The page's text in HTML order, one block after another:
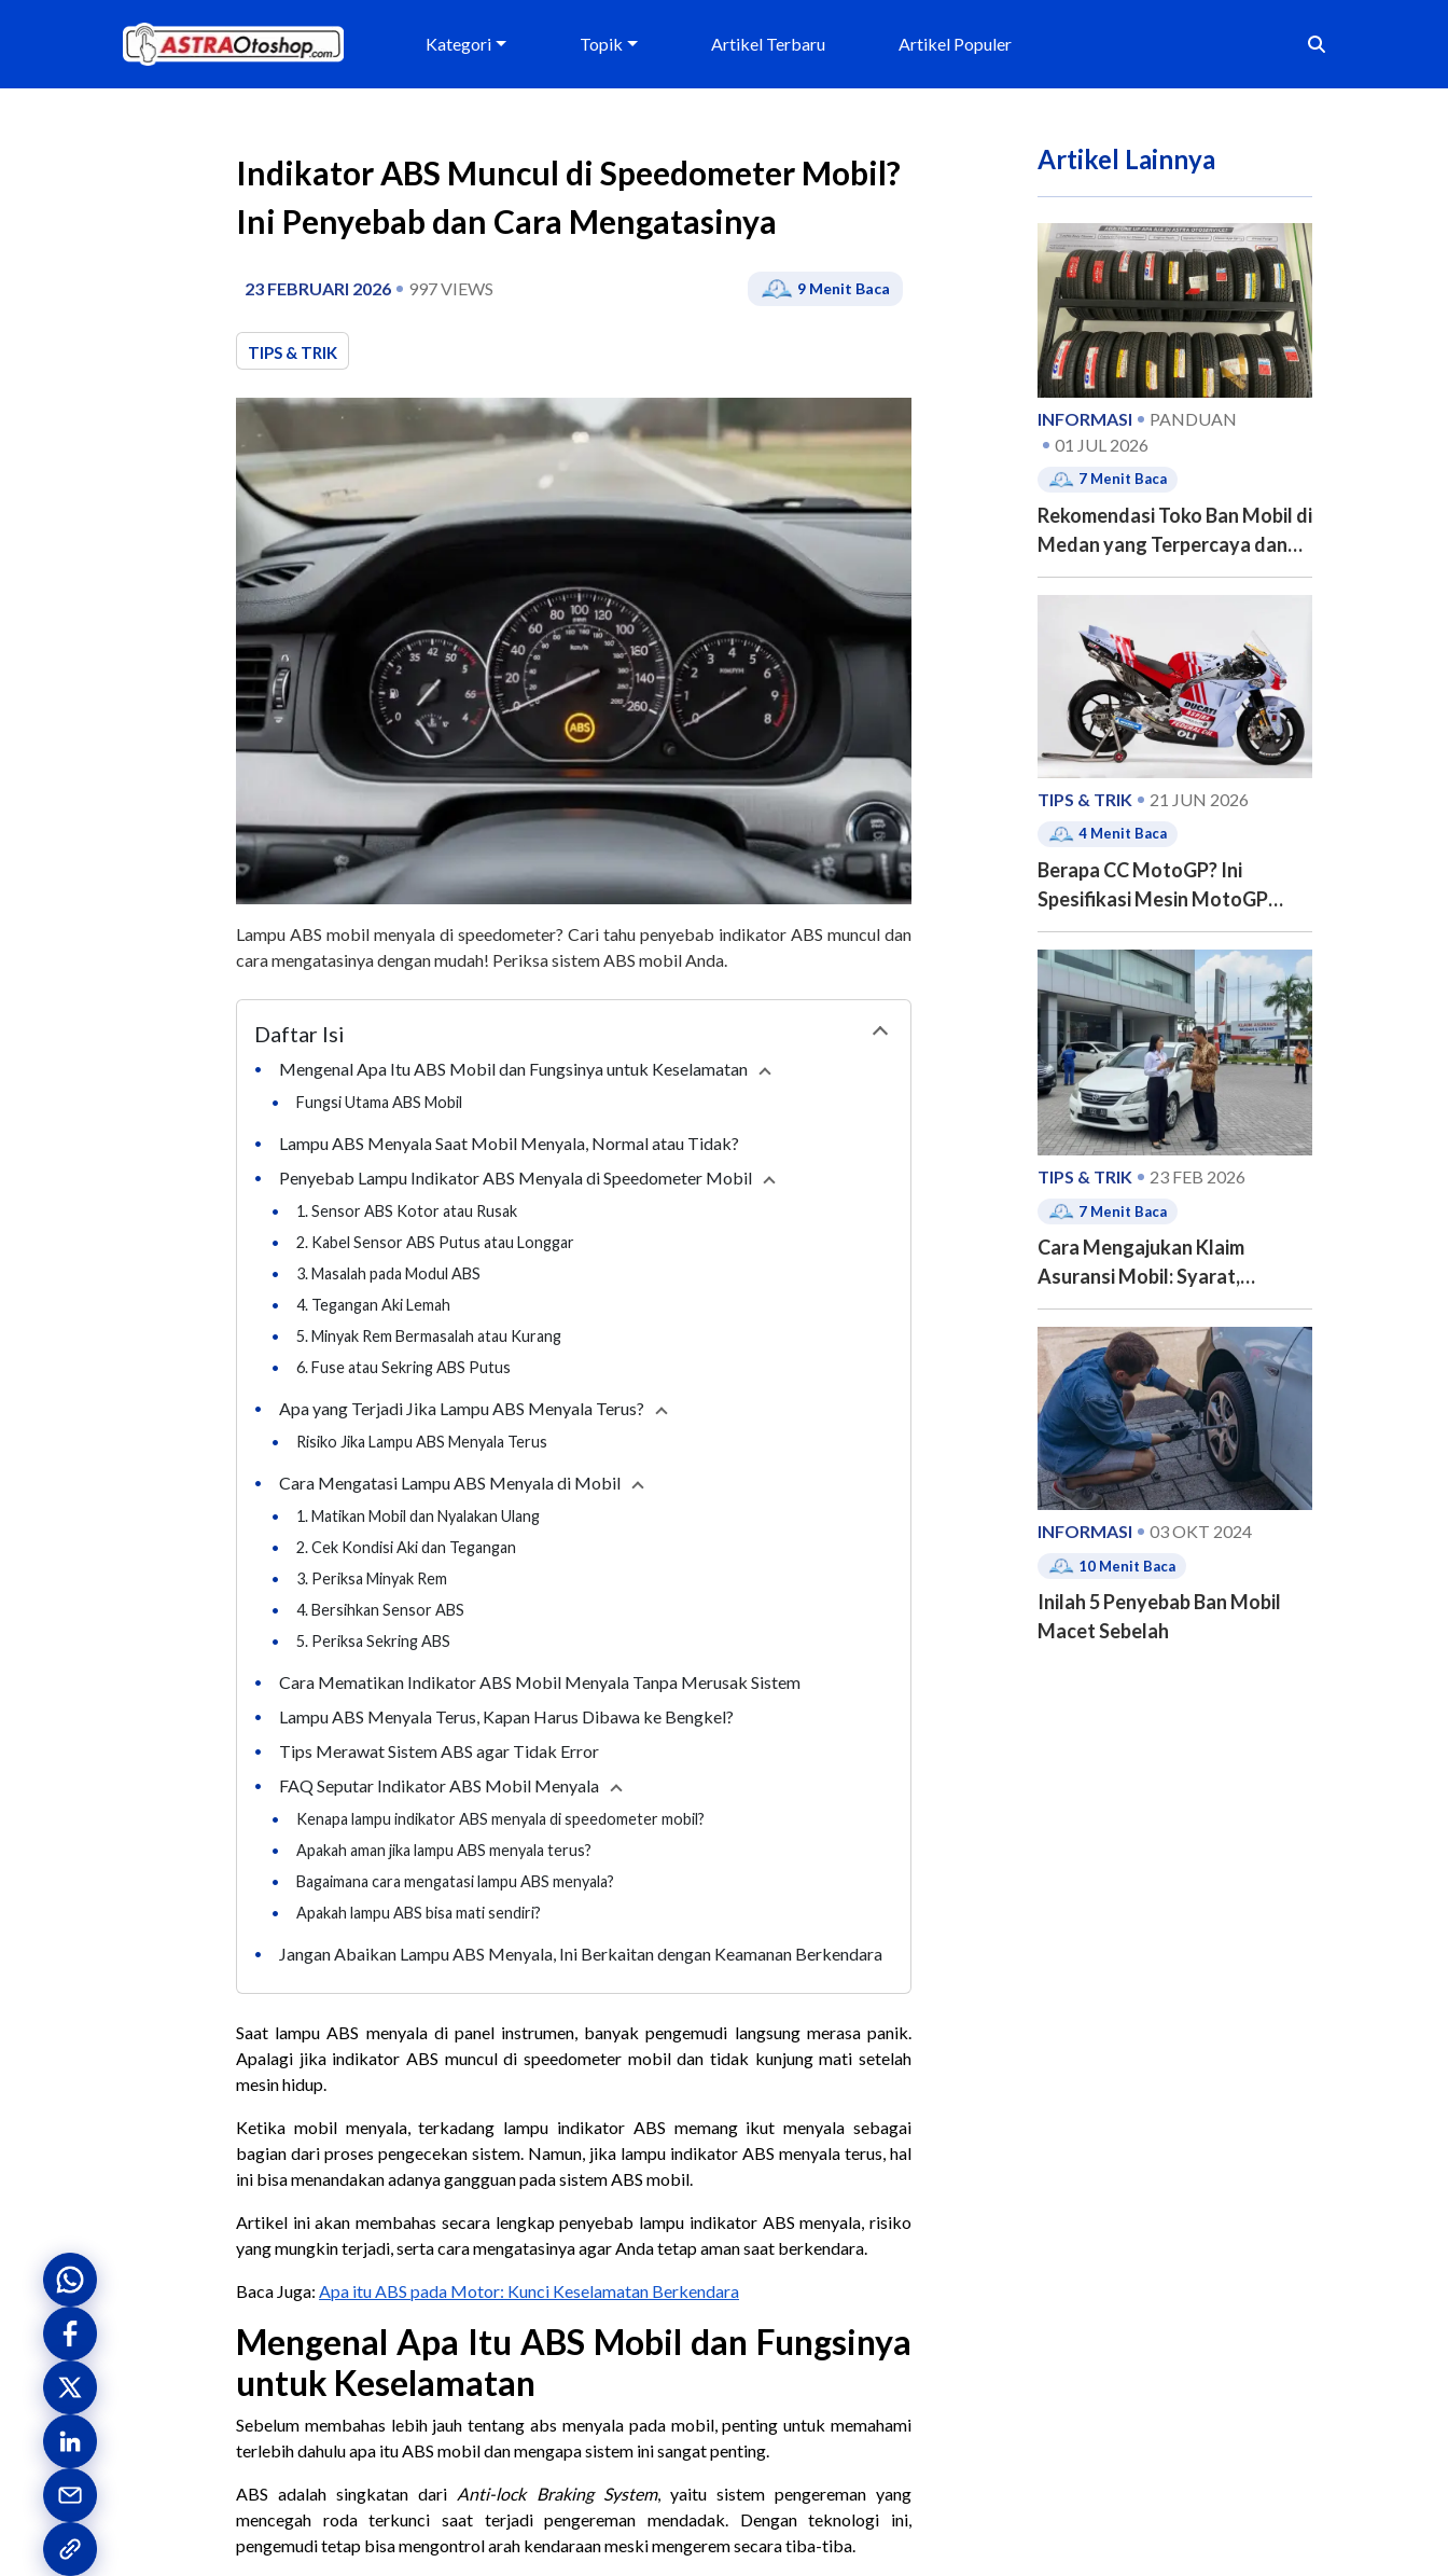
Kategori Topik Artikel Terbaru Artikel Populer
Indikator ABS Muncul di Speedometer Mobil?
Ini Penyebab dan Cara Mengatasinya
23 FEBRUARI 2026 997VIEWS 9 Menit Baca
TIPS & TRIK
Lampu ABS mobil menyala di speedometer? Cari tahu penyebab indikator ABS muncul dan
cara mengatasinya dengan mudah! Periksa sistem ABS mobil Anda.
Daftar Isi
table of contents
•
Mengenal Apa Itu ABS Mobil dan Fungsinya untuk Keselamatan Collapse
•
Fungsi Utama ABS Mobil
• Lampu ABS Menyala Saat Mobil Menyala, Normal atau Tidak?
• Penyebab Lampu Indikator ABS Menyala di Speedometer Mobil Collapse
•
1. Sensor ABS Kotor atau Rusak
•
2. Kabel Sensor ABS Putus atau Longgar
•
3. Masalah pada Modul ABS
•
4. Tegangan Aki Lemah
•
5. Minyak Rem Bermasalah atau Kurang
•
6. Fuse atau Sekring ABS Putus
• Apa yang Terjadi Jika Lampu ABS Menyala Terus? Collapse
•
Risiko Jika Lampu ABS Menyala Terus
• Cara Mengatasi Lampu ABS Menyala di Mobil Collapse
•
1. Matikan Mobil dan Nyalakan Ulang
•
2. Cek Kondisi Aki dan Tegangan
•
3. Periksa Minyak Rem
•
4. Bersihkan Sensor ABS
•
5. Periksa Sekring ABS
• Cara Mematikan Indikator ABS Mobil Menyala Tanpa Merusak Sistem
• Lampu ABS Menyala Terus, Kapan Harus Dibawa ke Bengkel?
• Tips Merawat Sistem ABS agar Tidak Error
• FAQ Seputar Indikator ABS Mobil Menyala Collapse
•
Kenapa lampu indikator ABS menyala di speedometer mobil?
•
Apakah aman jika lampu ABS menyala terus?
•
Bagaimana cara mengatasi lampu ABS menyala?
•
Apakah lampu ABS bisa mati sendiri?
• Jangan Abaikan Lampu ABS Menyala, Ini Berkaitan dengan Keamanan Berkendara
Saat lampu ABS menyala di panel instrumen, banyak pengemudi langsung merasa panik.
Apalagi jika indikator ABS muncul di speedometer mobil dan tidak kunjung mati setelah
mesin hidup.
Ketika mobil menyala, terkadang lampu indikator ABS memang ikut menyala sebagai
bagian dari proses pengecekan sistem. Namun, jika lampu indikator ABS menyala terus, hal
ini bisa menandakan adanya gangguan pada sistem ABS mobil.
Artikel ini akan membahas secara lengkap penyebab lampu indikator ABS menyala, risiko
yang mungkin terjadi, serta cara mengatasinya agar Anda tetap aman saat berkendara.
Baca Juga: Apa itu ABS pada Motor: Kunci Keselamatan Berkendara
Mengenal Apa Itu ABS Mobil dan Fungsinya
untuk Keselamatan
Sebelum membahas lebih jauh tentang abs menyala pada mobil, penting untuk memahami
terlebih dahulu apa itu ABS mobil dan mengapa sistem ini sangat penting.
ABS adalah singkatan dari Anti-lock Braking System, yaitu sistem pengereman yang
mencegah roda terkunci saat terjadi pengereman mendadak. Dengan teknologi ini,
pengemudi tetap bisa mengontrol arah kendaraan meski mengerem secara tiba-tiba.
Artikel Lainnya
INFORMASI
PANDUAN
01 JUL 2026
7 Menit Baca
Rekomendasi Toko Ban Mobil di
Medan yang Terpercaya dan
Berkualitas
TIPS & TRIK 21 JUN 2026
4 Menit Baca
Berapa CC MotoGP? Ini
Spesifikasi Mesin MotoGP
Terbaru
TIPS & TRIK 23 FEB 2026
7 Menit Baca
Cara Mengajukan Klaim
Asuransi Mobil: Syarat,
Prosedur, dan Tips Agar Klaim
Disetujui
INFORMASI 03 OKT 2024
10 Menit Baca
Inilah 5 Penyebab Ban Mobil
Macet Sebelah